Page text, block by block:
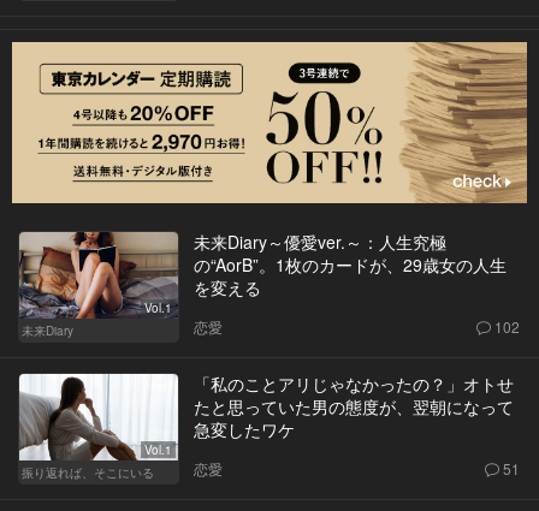
Vol.1
未来Diary
未来Diary～優愛ver.～：人生究極
の“AorB”。1枚のカードが、29歳女の人生
を変える
恋愛 102
Vol.1
振り返れば、そこにいる
「私のことアリじゃなかったの？」オトせ
たと思っていた男の態度が、翌朝になって
急変したワケ
恋愛 51